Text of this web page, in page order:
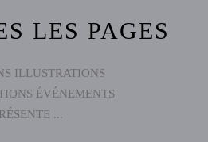
LES PAGES
ILLUSTRATIONS
ÉVÉNEMENTS
...